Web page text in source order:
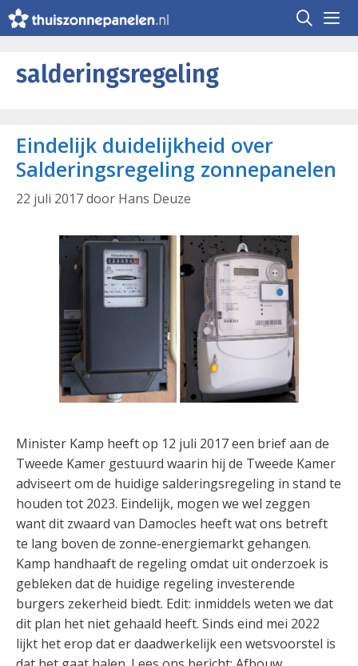
naar
inhoud
salderingsregeling
Eindelijk duidelijkheid over
Salderingsregeling zonnepanelen
22 juli 2017door Hans Deuze
Minister Kamp heeft op 12 juli 2017 een brief aan de
Tweede Kamer gestuurd waarin hij de Tweede Kamer
adviseert om de huidige salderingsregeling in stand te
houden tot 2023. Eindelijk, mogen we wel zeggen
want dit zwaard van Damocles heeft wat ons betreft
te lang boven de zonne-energiemarkt gehangen.
Kamp handhaaft de regeling omdat uit onderzoek is
gebleken dat de huidige regeling investerende
burgers zekerheid biedt. Edit: inmiddels weten we dat
dit plan het niet gehaald heeft. Sinds eind mei 2022
lijkt het erop dat er daadwerkelijk een wetsvoorstel is